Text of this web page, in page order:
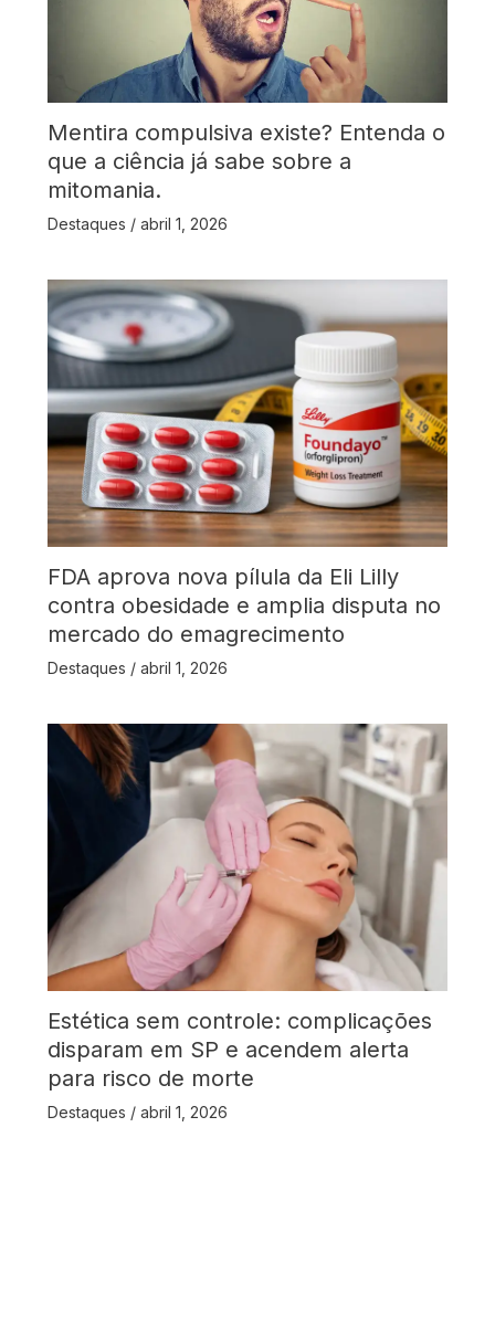
Mentira compulsiva existe? Entenda o
que a ciência já sabe sobre a
mitomania.
Destaques / abril 1, 2026
FDA aprova nova pílula da Eli Lilly
contra obesidade e amplia disputa no
mercado do emagrecimento
Destaques / abril 1, 2026
Estética sem controle: complicações
disparam em SP e acendem alerta
para risco de morte
Destaques / abril 1, 2026